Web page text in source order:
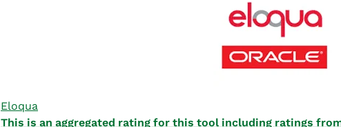
Eloqua
This is an aggregated rating for this tool including ratings